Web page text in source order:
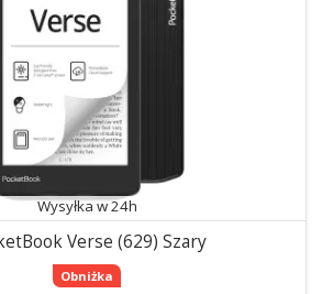
Wysyłka w 24h
Verse (629) Szary
Obniżka